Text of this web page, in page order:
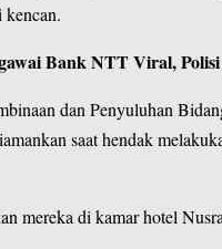
Bank NTT Viral,
dan Penyuluhan
saat hendak
mereka di kamar hotel